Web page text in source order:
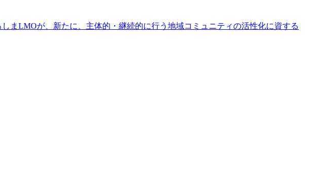
まLMOが、新たに、主体的・継続的に行う地域コミュニティの活性化に資する